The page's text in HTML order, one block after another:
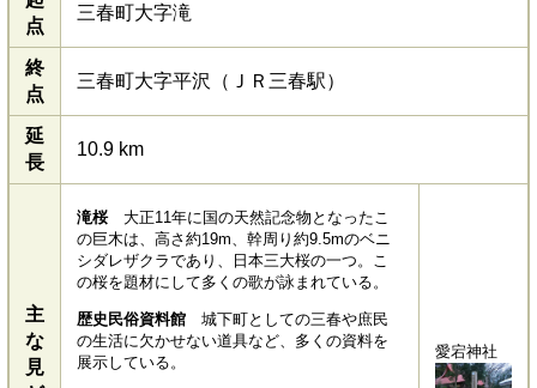
点
三春町大字滝
終
点
三春町大字平沢（ＪＲ三春駅）
延
長
10.9 km
主
な
見
滝桜大正11年に国の天然記念物となったこ
の巨木は、高さ約19m、幹周り約9.5mのベニ
シダレザクラであり、日本三大桜の一つ。こ
の桜を題材にして多くの歌が詠まれている。
歴史民俗資料館城下町としての三春や庶民
の生活に欠かせない道具など、多くの資料を
展示している。
愛宕神社